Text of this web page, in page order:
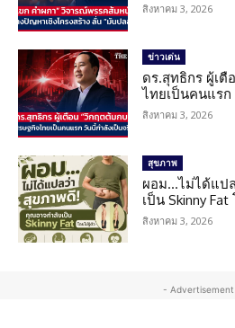
สิงหาคม 3, 2026
ข่าวเด่น
ดร.สุทธิกร ผู้เตื
ไทยเป็นคนแรก
สิงหาคม 3, 2026
สุขภาพ
ผอม…ไม่ได้แป
เป็น Skinny
สิงหาคม 3, 2026
-